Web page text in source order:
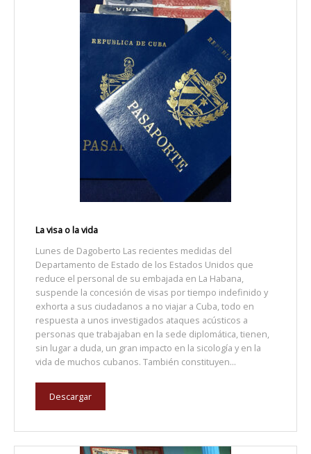
La visa o la vida
Lunes de Dagoberto Las recientes medidas del
Departamento de Estado de los Estados Unidos que
reduce el personal de su embajada en La Habana,
suspende la concesión de visas por tiempo indefinido y
exhorta a sus ciudadanos a no viajar a Cuba, todo en
respuesta a unos investigados ataques acústicos a
personas que trabajaban en la sede diplomática, tienen,
sin lugar a duda, un gran impacto en la sicología y en la
vida de muchos cubanos. También constituyen...
Descargar